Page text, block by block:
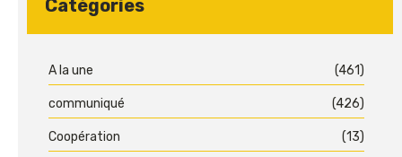
Catégories
A la une (461)
communiqué (426)
Coopération (13)